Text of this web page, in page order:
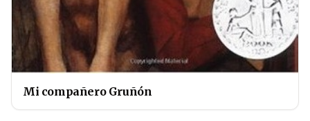
Mi compañero Gruñón